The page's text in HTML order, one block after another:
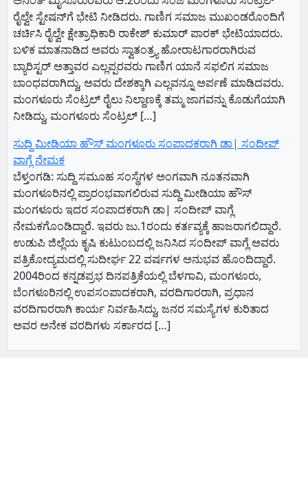
ರೈಲ್ವೇ ಸ್ಟೇಷನ್‌ಗೆ ಭೇಟಿ ನೀಡಿದರು. ಗಾಣಿಗ ಸಮಾಜ ಮುಖಂಡರೊಂದಿಗೆ
ಚರ್ಚಿಸಿ ರೈಲ್ವೇ ಕ್ಷೇತ್ರಾಧಿಕಾರಿ ರಾಕೇಶ್‌ ಕುಮಾರ್‌ ಪಾರಕ್‌ ಭೇಟಿಯಾದರು.
ಬಳಿಕ ಮಾತನಾಡಿದ ಅವರು ಸ್ವಾತಂತ್ರ್ಯ ಹೋರಾಟಗಾರರಾಗಿರುವ
ಬ್ಯಾರಿಸ್ಟರ್‌ ಅತ್ತಾವರ ಎಲ್ಲಪ್ಪರವರು ಗಾಣಿಗ ಯಾನೆ ಸಫಲಿಗ ಸಮಾಜ
ಬಾಂಧವರಾಗಿದ್ದು, ಅವರು ದೇಶಕ್ಕಾಗಿ ಎಲ್ಲವನ್ನೂ ಅರ್ಪಣೆ ಮಾಡಿದವರು.
ಮಂಗಳೂರು ಸೆಂಟ್ರಲ್‌ ರೈಲು ನಿಲ್ದಾಣಕ್ಕೆ ತಮ್ಮ ಜಾಗವನ್ನು ಕೊಡುಗೆಯಾಗಿ
ನೀಡಿದ್ದು, ಮಂಗಳೂರು ಸೆಂಟ್ರಲ್‌ […]
ಸುದ್ದಿ ಮೀಡಿಯಾ ಹೌಸ್ ಮಂಗಳೂರು ಸಂಪಾದಕರಾಗಿ ಡಾ| ಸಂದೀಪ್
ವಾಗ್ಲೆ ನೇಮಕ
ಬೆಳ್ತಂಗಡಿ: ಸುದ್ದಿ ಸಮೂಹ ಸಂಸ್ಥೆಗಳ ಅಂಗವಾಗಿ ನೂತನವಾಗಿ
ಮಂಗಳೂರಿನಲ್ಲಿ ಪ್ರಾರಂಭವಾಗಲಿರುವ ಸುದ್ದಿ ಮೀಡಿಯಾ ಹೌಸ್
ಮಂಗಳೂರು ಇದರ ಸಂಪಾದಕರಾಗಿ ಡಾ| ಸಂದೀಪ್ ವಾಗ್ಲೆ
ನೇಮಕಗೊಂಡಿದ್ದಾರೆ. ಇವರು ಜು.1ರಂದು ಕರ್ತವ್ಯಕ್ಕೆ ಹಾಜರಾಗಲಿದ್ದಾರೆ.
ಉಡುಪಿ ಜಿಲ್ಲೆಯ ಕೃಷಿ ಕುಟುಂಬದಲ್ಲಿ ಜನಿಸಿದ ಸಂದೀಪ್ ವಾಗ್ಲೆ ಅವರು
ಪತ್ರಿಕೋದ್ಯಮದಲ್ಲಿ ಸುದೀರ್ಘ 22 ವರ್ಷಗಳ ಅನುಭವ ಹೊಂದಿದ್ದಾರೆ.
2004ರಿಂದ ಕನ್ನಡಪ್ರಭ ದಿನಪತ್ರಿಕೆಯಲ್ಲಿ ಬೆಳಗಾವಿ, ಮಂಗಳೂರು,
ಬೆಂಗಳೂರಿನಲ್ಲಿ ಉಪಸಂಪಾದಕರಾಗಿ, ವರದಿಗಾರರಾಗಿ, ಪ್ರಧಾನ
ವರದಿಗಾರರಾಗಿ ಕಾರ್ಯ ನಿರ್ವಹಿಸಿದ್ದು, ಜನರ ಸಮಸ್ಯೆಗಳ ಕುರಿತಾದ
ಅವರ ಅನೇಕ ವರದಿಗಳು ಸರ್ಕಾರದ […]